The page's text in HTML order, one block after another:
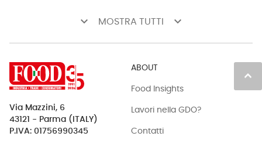
keyboard_arrow_down MOSTRA TUTTI keyboard_arrow_down
keyboard_arrow_up
Via Mazzini, 6
43121 - Parma (ITALY)
P.IVA: 01756990345
ABOUT
Food Insights
Lavori nella GDO?
Contatti